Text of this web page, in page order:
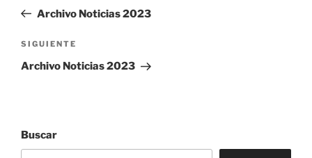
entradas
anterior:
Archivo Noticias 2023
Siguiente
entrada
SIGUIENTE
Archivo Noticias 2023
Buscar